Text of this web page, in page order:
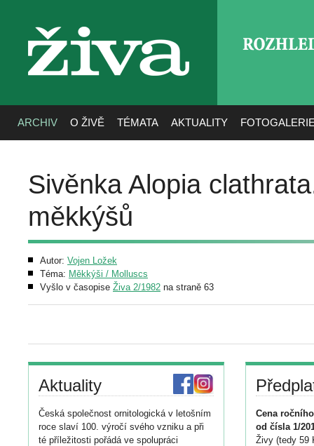
živa
ARCHIV O ŽIVĚ TÉMATA AKTUALITY
Sivěnka Alopia
měkkýšů
Autor: Vojen Ložek
Téma: Měkkýši / Molluscs
Vyšlo v časopise Živa 2/1982 na straně 63
Aktuality
Česká společnost ornitologická v letošním
roce slaví 100. výročí svého vzniku a při
té příležitosti pořádá ve spolupráci
Cena
od čísla 1/
Živy (tedy 59